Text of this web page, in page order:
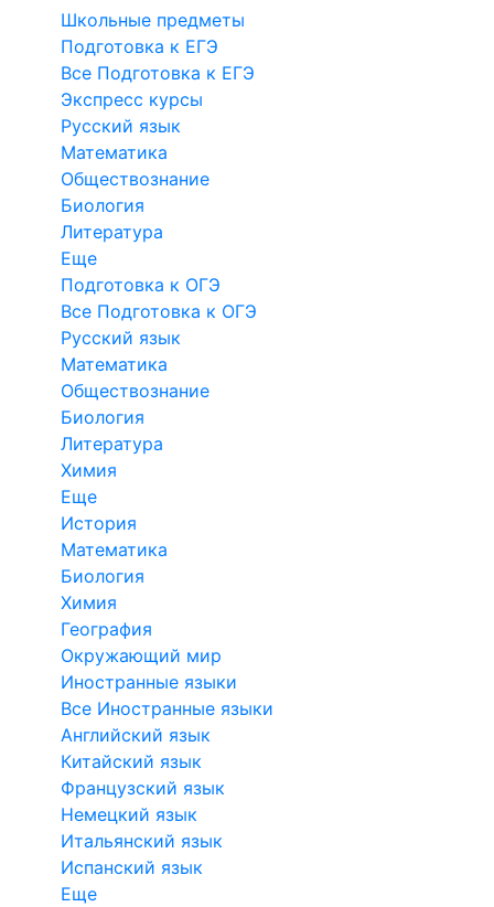
Школьные предметы
Подготовка к ЕГЭ
Все Подготовка к ЕГЭ
Экспресс курсы
Русский язык
Математика
Обществознание
Биология
Литература
Еще
Подготовка к ОГЭ
Все Подготовка к ОГЭ
Русский язык
Математика
Обществознание
Биология
Литература
Химия
Еще
История
Математика
Биология
Химия
География
Окружающий мир
Иностранные языки
Все Иностранные языки
Английский язык
Китайский язык
Французский язык
Немецкий язык
Итальянский язык
Испанский язык
Еще